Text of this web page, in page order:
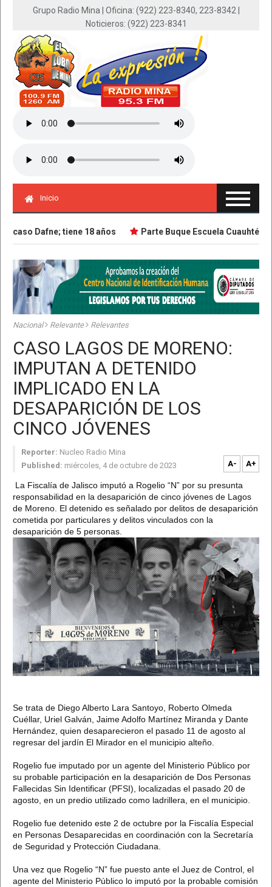
Grupo Radio Mina | Oficina: (922) 223-8340, 223-8342 |
Noticieros: (922) 223-8341
Inicio
Dafne; tiene 18 años Parte Buque Escuela Cuauhtémoc
Nacional Relevante Relevantes
CASO LAGOS DE MORENO:
IMPUTAN A DETENIDO
IMPLICADO EN LA
DESAPARICIÓN DE LOS
CINCO JÓVENES
Reporter: Nucleo Radio Mina
Published: miércoles, 4 de octubre de 2023 A- A+
La Fiscalía de Jalisco imputó a Rogelio “N” por su presunta
responsabilidad en la desaparición de cinco jóvenes de Lagos
de Moreno. El detenido es señalado por delitos de desaparición
cometida por particulares y delitos vinculados con la
desaparición de 5 personas.
Se trata de Diego Alberto Lara Santoyo, Roberto Olmeda
Cuéllar, Uriel Galván, Jaime Adolfo Martínez Miranda y Dante
Hernández, quien desaparecieron el pasado 11 de agosto al
regresar del jardín El Mirador en el municipio alteño.
Rogelio fue imputado por un agente del Ministerio Público por
su probable participación en la desaparición de Dos Personas
Fallecidas Sin Identificar (PFSI), localizadas el pasado 20 de
agosto, en un predio utilizado como ladrillera, en el municipio.
Rogelio fue detenido este 2 de octubre por la Fiscalía Especial
en Personas Desaparecidas en coordinación con la Secretaría
de Seguridad y Protección Ciudadana.
Una vez que Rogelio “N” fue puesto ante el Juez de Control, el
agente del Ministerio Público lo imputó por la probable comisión